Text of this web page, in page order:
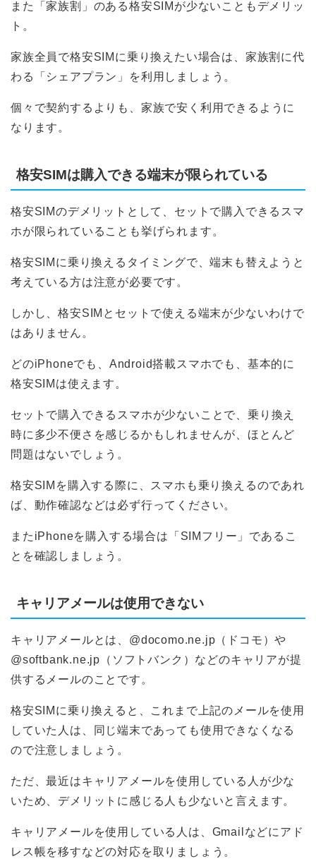
また「家族割」のある格安SIMが少ないこともデメリッ
ト。
家族全員で格安SIMに乗り換えたい場合は、家族割に代
わる「シェアプラン」を利用しましょう。
個々で契約するよりも、家族で安く利用できるように
なります。
格安SIMは購入できる端末が限られている
格安SIMのデメリットとして、セットで購入できるスマ
ホが限られていることも挙げられます。
格安SIMに乗り換えるタイミングで、端末も替えようと
考えている方は注意が必要です。
しかし、格安SIMとセットで使える端末が少ないわけで
はありません。
どのiPhoneでも、Android搭載スマホでも、基本的に
格安SIMは使えます。
セットで購入できるスマホが少ないことで、乗り換え
時に多少不便さを感じるかもしれませんが、ほとんど
問題はないでしょう。
格安SIMを購入する際に、スマホも乗り換えるのであれ
ば、動作確認などは必ず行ってください。
またiPhoneを購入する場合は「SIMフリー」であるこ
とを確認しましょう。
キャリアメールは使用できない
キャリアメールとは、@docomo.ne.jp（ドコモ）や
@softbank.ne.jp（ソフトバンク）などのキャリアが提
供するメールのことです。
格安SIMに乗り換えると、これまで上記のメールを使用
していた人は、同じ端末であっても使用できなくなる
ので注意しましょう。
ただ、最近はキャリアメールを使用している人が少な
いため、デメリットに感じる人も少ないと言えます。
キャリアメールを使用している人は、Gmailなどにアド
レス帳を移すなどの対応を取りましょう。